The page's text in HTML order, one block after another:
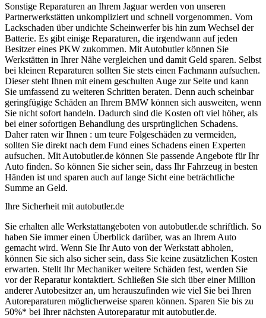
Sonstige Reparaturen an Ihrem Jaguar werden von unseren
Partnerwerkstätten unkompliziert und schnell vorgenommen. Vom
Lackschaden über undichte Scheinwerfer bis hin zum Wechsel der
Batterie. Es gibt einige Reparaturen, die irgendwann auf jeden
Besitzer eines PKW zukommen. Mit Autobutler können Sie
Werkstätten in Ihrer Nähe vergleichen und damit Geld sparen. Selbst
bei kleinen Reparaturen sollten Sie stets einen Fachmann aufsuchen.
Dieser steht Ihnen mit einem geschulten Auge zur Seite und kann
Sie umfassend zu weiteren Schritten beraten. Denn auch scheinbar
geringfügige Schäden an Ihrem BMW können sich ausweiten, wenn
Sie nicht sofort handeln. Dadurch sind die Kosten oft viel höher, als
bei einer sofortigen Behandlung des ursprünglichen Schadens.
Daher raten wir Ihnen : um teure Folgeschäden zu vermeiden,
sollten Sie direkt nach dem Fund eines Schadens einen Experten
aufsuchen. Mit Autobutler.de können Sie passende Angebote für Ihr
Auto finden. So können Sie sicher sein, dass Ihr Fahrzeug in besten
Händen ist und sparen auch auf lange Sicht eine beträchtliche
Summe an Geld.
Ihre Sicherheit mit autobutler.de
Sie erhalten alle Werkstattangeboten von autobutler.de schriftlich. So
haben Sie immer einen Überblick darüber, was an Ihrem Auto
gemacht wird. Wenn Sie Ihr Auto von der Werkstatt abholen,
können Sie sich also sicher sein, dass Sie keine zusätzlichen Kosten
erwarten. Stellt Ihr Mechaniker weitere Schäden fest, werden Sie
vor der Reparatur kontaktiert. Schließen Sie sich über einer Million
anderer Autobesitzer an, um herauszufinden wie viel Sie bei Ihren
Autoreparaturen möglicherweise sparen können. Sparen Sie bis zu
50%* bei Ihrer nächsten Autoreparatur mit autobutler.de.